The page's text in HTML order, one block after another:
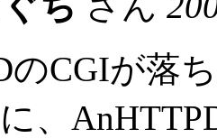
のCGIが落
、